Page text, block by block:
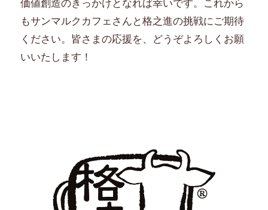
価値創造のきっかけとなれば幸いです。これから
もサンマルクカフェさんと格之進の挑戦にご期待
ください。皆さまの応援を、どうぞよろしくお願
いいたします！